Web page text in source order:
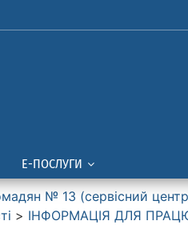
Е-ПОСЛУГИ
№ 13 (сервiсний
> ІНФОРМАЦІЯ ДЛЯ